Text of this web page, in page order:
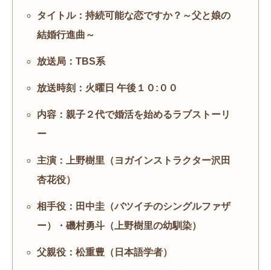
タイトル：持続可能な恋ですか？～父と娘の
結婚行進曲～
放送局：TBS系
放送時刻：火曜日 午後１０:００
内容：親子２代で婚活を始めるラブストーリ
ー
主演：上野樹里（ヨガインストラクター沢田
杏花役）
相手役：田中圭（バツイチのシングルファザ
ー）・磯村勇斗（上野樹里の幼馴染）
父親役：松重豊（日本語学者）